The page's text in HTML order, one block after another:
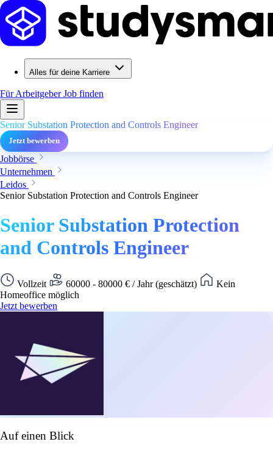
Alles für deine Karriere
Für ArbeitgeberJob finden
Senior Substation Protection and Controls Engineer
Jetzt bewerben
Jobbörse
Unternehmen
Leidos
Senior Substation Protection and Controls Engineer
Senior Substation Protection
and Controls Engineer
Vollzeit 60000 - 80000 € / Jahr (geschätzt)
Kein
Homeoffice möglich
Jetzt bewerben
Auf einen Blick